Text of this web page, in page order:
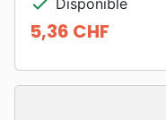
Disponible
Prix
5,36 CHF